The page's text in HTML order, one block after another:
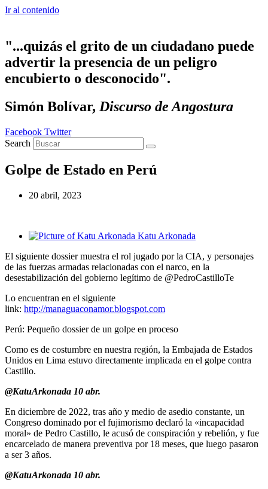
Ir al contenido
"...quizás el grito de un ciudadano puede
advertir la presencia de un peligro
encubierto o desconocido".
Simón Bolívar, Discurso de Angostura
Facebook Twitter
Search
Golpe de Estado en Perú
20 abril, 2023
Katu Arkonada
El siguiente dossier muestra el rol jugado por la CIA, y personajes
de las fuerzas armadas relacionadas con el narco, en la
desestabilización del gobierno legítimo de @PedroCastilloTe
Lo encuentran en el siguiente
link: http://managuaconamor.blogspot.com
Perú: Pequeño dossier de un golpe en proceso
Como es de costumbre en nuestra región, la Embajada de Estados
Unidos en Lima estuvo directamente implicada en el golpe contra
Castillo.
@KatuArkonada 10 abr.
En diciembre de 2022, tras año y medio de asedio constante, un
Congreso dominado por el fujimorismo declaró la «incapacidad
moral» de Pedro Castillo, le acusó de conspiración y rebelión, y fue
encarcelado de manera preventiva por 18 meses, que luego pasaron
a ser 3 años.
@KatuArkonada 10 abr.